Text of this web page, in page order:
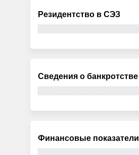
Резидентство в СЭЗ
Сведения о банкротстве
Финансовые показатели